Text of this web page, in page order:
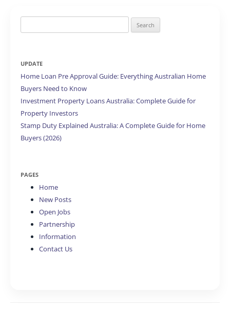
for:
UPDATE
Home Loan Pre Approval Guide: Everything Australian Home
Buyers Need to Know
Investment Property Loans Australia: Complete Guide for
Property Investors
Stamp Duty Explained Australia: A Complete Guide for Home
Buyers (2026)
PAGES
Home
New Posts
Open Jobs
Partnership
Information
Contact Us